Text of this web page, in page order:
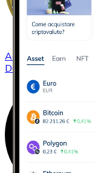
AcquistareDogecoin
DOGE